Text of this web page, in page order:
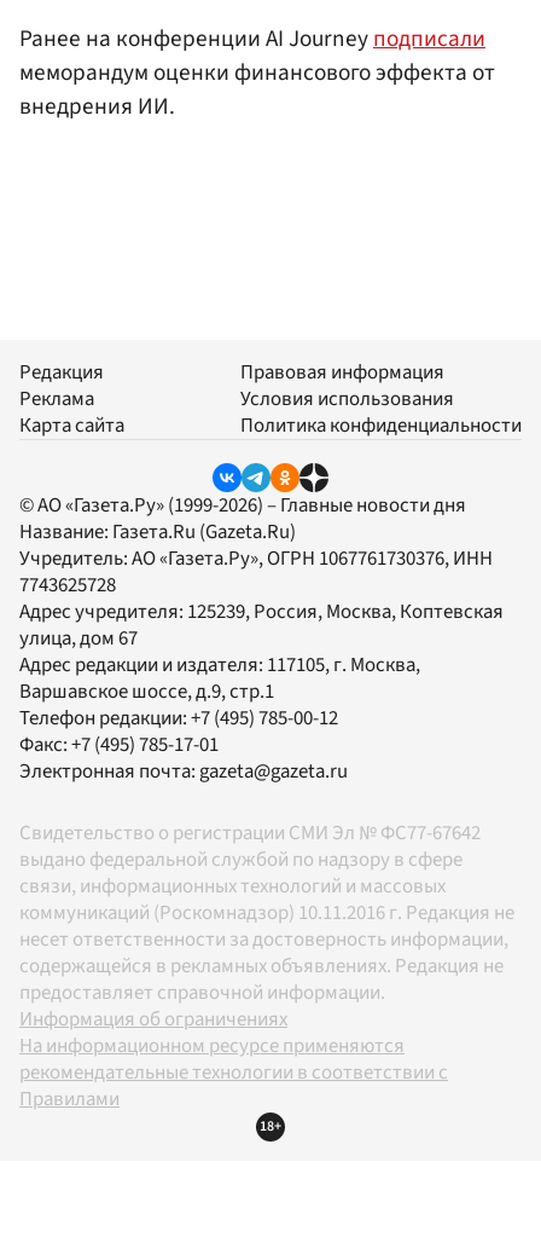
Ранее на конференции AI Journeyподписали
меморандум оценки финансового эффекта от
внедрения ИИ.
Редакция
Реклама
Карта сайта
Правовая информация
Условия использования
Политика конфиденциальности
© АО «Газета.Ру» (1999-2026) – Главные новости дня
Название: Газета.Ru (Gazeta.Ru)
Учредитель:АО «Газета.Ру», ОГРН 1067761730376, ИНН
7743625728
Адрес учредителя: 125239, Россия, Москва, Коптевская
улица, дом 67
Адрес редакции и издателя: 117105, г. Москва,
Варшавское шоссе, д.9, стр.1
Телефон редакции:+7 (495) 785-00-12
Факс:+7 (495) 785-17-01
Электронная почта:gazeta@gazeta.ru
Свидетельство о регистрации СМИ Эл № ФС77-67642
выдано федеральной службой по надзору в сфере
связи, информационных технологий и массовых
коммуникаций (Роскомнадзор) 10.11.2016 г. Редакция не
несет ответственности за достоверность информации,
содержащейся в рекламных объявлениях. Редакция не
предоставляет справочной информации.
Информация об ограничениях
На информационном ресурсе применяются
рекомендательные технологии в соответствии с
Правилами
18+